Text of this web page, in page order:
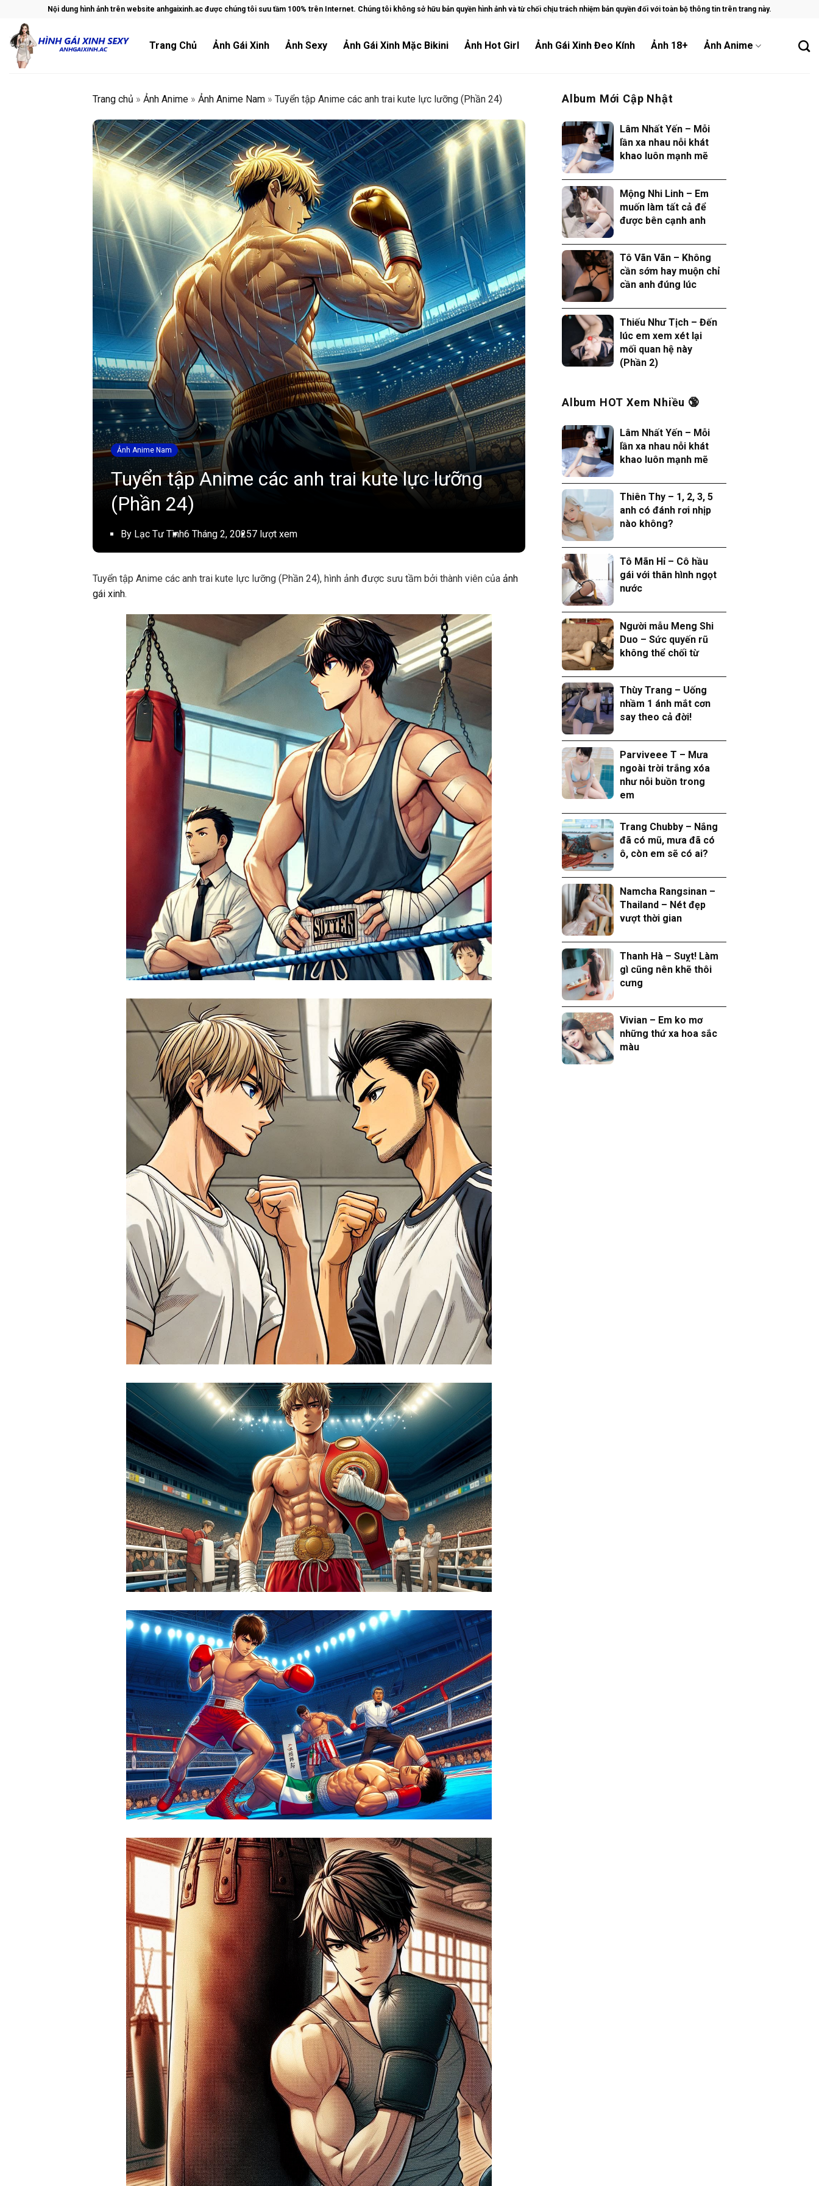
content
Nội dung hình ảnh trên website anhgaixinh.ac được chúng tôi sưu tầm 100% trên Internet. Chúng tôi không sở hữu bản quyền hình ảnh và từ chối chịu trách nhiệm bản quyền đối với toàn bộ thông tin trên trang này.
Trang Chủ Ảnh Gái Xinh Ảnh Sexy Ảnh Gái Xinh Mặc Bikini Ảnh Hot Girl Ảnh Gái Xinh Đeo Kính Ảnh 18+ Ảnh Anime
Trang chủ » Ảnh Anime » Ảnh Anime Nam » Tuyển tập Anime các anh trai kute lực lưỡng (Phần 24)
Ảnh Anime Nam
Tuyển tập Anime các anh trai kute lực lưỡng
(Phần 24)
By Lạc Tư Tình6 Tháng 2, 20257 lượt xem
Tuyển tập Anime các anh trai kute lực lưỡng (Phần 24), hình ảnh được sưu tầm bởi thành viên của ảnh
gái xinh.
Album Mới Cập Nhật
Lâm Nhất Yến – Mỗi
lần xa nhau nỗi khát
khao luôn mạnh mẽ
Mộng Nhi Linh – Em
muốn làm tất cả để
được bên cạnh anh
Tô Vãn Vãn – Không
cần sớm hay muộn chỉ
cần anh đúng lúc
Thiếu Như Tịch – Đến
lúc em xem xét lại
mối quan hệ này
(Phần 2)
Album HOT Xem Nhiều 🔞
Lâm Nhất Yến – Mỗi
lần xa nhau nỗi khát
khao luôn mạnh mẽ
Thiên Thy – 1, 2, 3, 5
anh có đánh rơi nhịp
nào không?
Tô Mãn Hỉ – Cô hầu
gái với thân hình ngọt
nước
Người mẫu Meng Shi
Duo – Sức quyến rũ
không thể chối từ
Thùy Trang – Uống
nhầm 1 ánh mắt cơn
say theo cả đời!
Parviveee T – Mưa
ngoài trời trắng xóa
như nỗi buồn trong
em
Trang Chubby – Nắng
đã có mũ, mưa đã có
ô, còn em sẽ có ai?
Namcha Rangsinan –
Thailand – Nét đẹp
vượt thời gian
Thanh Hà – Suỵt! Làm
gì cũng nên khẽ thôi
cưng
Vivian – Em ko mơ
những thứ xa hoa sắc
màu